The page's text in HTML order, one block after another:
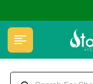
Checkout 💵COD